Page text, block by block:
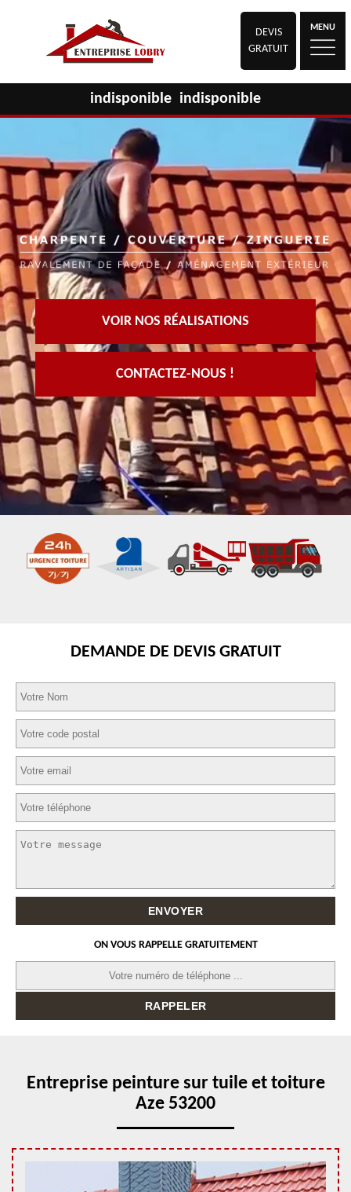
DEVIS
GRATUIT
MENU
indisponible indisponible
VOIR NOS RÉALISATIONS
CONTACTEZ-NOUS !
DEMANDE DE DEVIS GRATUIT
ON VOUS RAPPELLE GRATUITEMENT
Entreprise peinture sur tuile et toiture
Aze 53200